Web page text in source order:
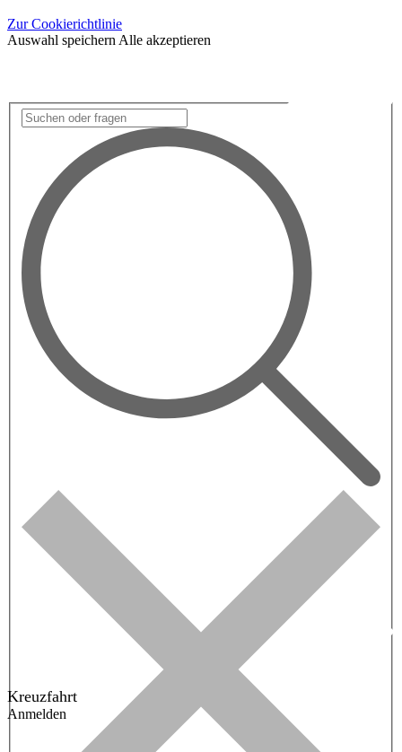
Zur Cookierichtlinie
Auswahl speichern Alle akzeptieren
Kreuzfahrt
Anmelden